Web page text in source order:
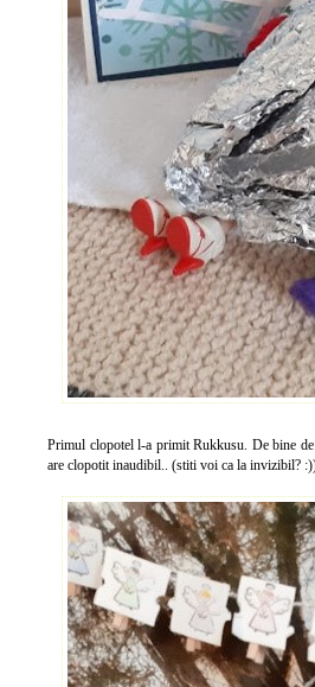
Primul clopotel l-a primit Rukkusu. De bine
are clopotit inaudibil.. (stiti voi ca la invizibil?